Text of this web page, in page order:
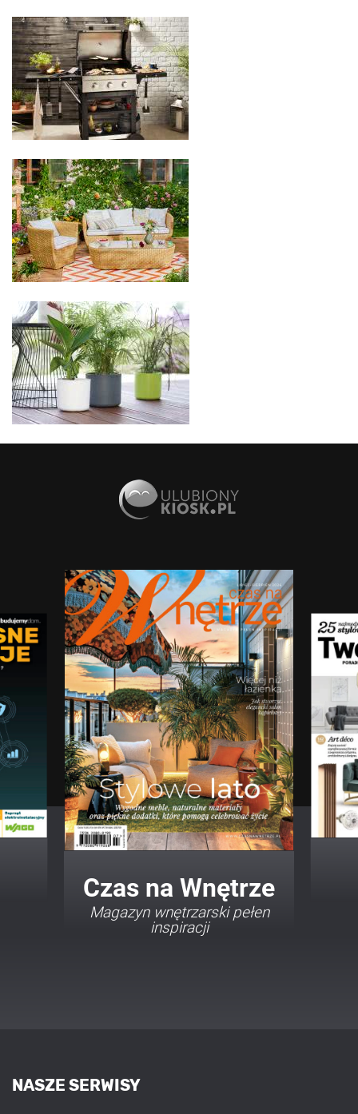
Twój Dom Twój Styl
Porady i inspiracje w
najmodniejszych stylach
NASZE SERWISY